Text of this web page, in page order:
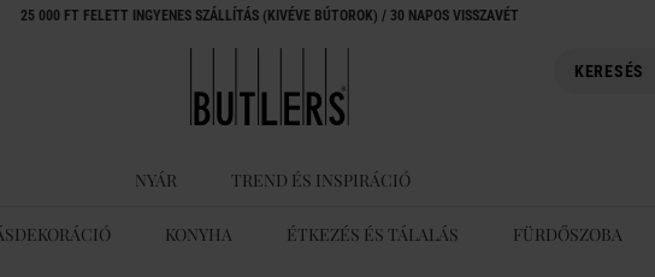
25 000 FT FELETT INGYENES SZÁLLÍTÁS (KIVÉVE BÚTOROK) / 30 NAPOS VISSZAVÉT
NYÁR TREND ÉS INSPIRÁCIÓ
KONYHA ÉTKEZÉS ÉS TÁLALÁS FÜRDŐSZOBA